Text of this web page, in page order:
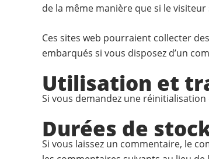
de la même manière que si le
Ces sites web pourraient collecter
embarqués si vous disposez d’un
Utilisation et
Si vous demandez une
Durées de
Si vous laissez un commentaire, le